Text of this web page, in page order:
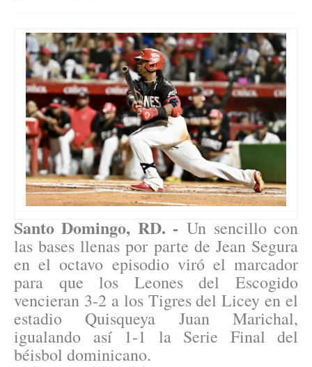
Santo Domingo, RD. - Un sencillo con
las bases llenas por parte de Jean Segura
en el octavo episodio viró el marcador
para que los Leones del Escogido
vencieran 3-2 a los Tigres del Licey en el
estadio Quisqueya Juan Marichal,
igualando así 1-1 la Serie Final del
béisbol dominicano.